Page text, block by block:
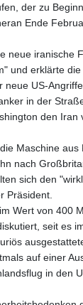
der zu
Ende
neue iranische
und erklärte
neue US-
in der
den Iran
Maschine aus
nach
sich den
Präsident.
Wert von 400
seit es
auf einer
in den